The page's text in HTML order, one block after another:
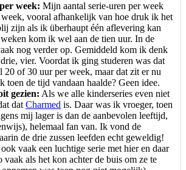
week: Mijn aantal serie-uren per week
vooral afhankelijk van hoe druk ik het
zijn als ik überhaupt één aflevering kan
kom ik wel aan de tien uur. In de
nog verder op. Gemiddeld kom ik denk
vier. Voordat ik ging studeren was dat
20 of 30 uur per week, maar dat zit er nu
toen de tijd vandaan haalde? Geen idee.
gezien: Als we alle kinderseries even niet
datCharmed is. Daar was ik vroeger, toen
mij lager is dan de aanbevolen leeftijd,
helemaal fan van. Ik vond de
de drie zussen leefden echt geweldig!
vaak een luchtige serie met hier en daar
vaak als het kon achter de buis om ze te